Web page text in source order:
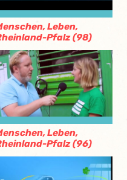
Leben,
Pfalz (98)
Leben,
Pfalz (96)